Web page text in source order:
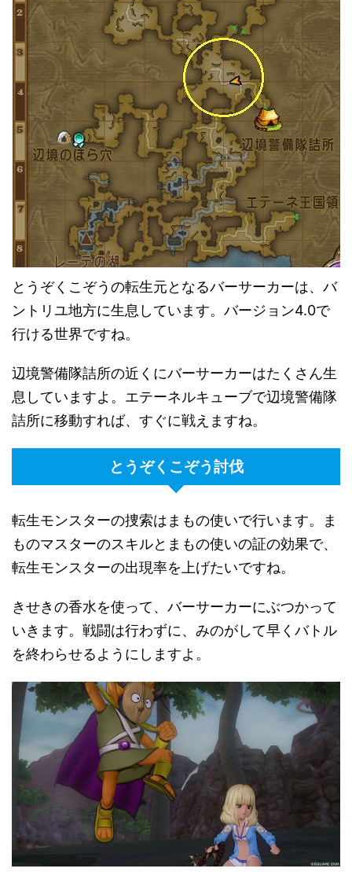
とうぞくこぞうの転生元となるバーサーカーは、バ
ントリユ地方に生息しています。バージョン4.0で
行ける世界ですね。
辺境警備隊詰所の近くにバーサーカーはたくさん生
息していますよ。エテーネルキューブで辺境警備隊
詰所に移動すれば、すぐに戦えますね。
とうぞくこぞう討伐
転生モンスターの捜索はまもの使いで行います。ま
ものマスターのスキルとまもの使いの証の効果で、
転生モンスターの出現率を上げたいですね。
きせきの香水を使って、バーサーカーにぶつかって
いきます。戦闘は行わずに、みのがして早くバトル
を終わらせるようにしますよ。